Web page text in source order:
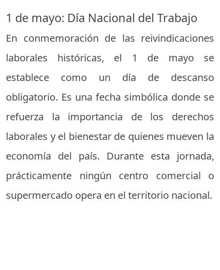
1 de mayo: Día Nacional del Trabajo
En conmemoración de las reivindicaciones
laborales históricas, el 1 de mayo se
establece como un día de descanso
obligatorio. Es una fecha simbólica donde se
refuerza la importancia de los derechos
laborales y el bienestar de quienes mueven la
economía del país. Durante esta jornada,
prácticamente ningún centro comercial o
supermercado opera en el territorio nacional.